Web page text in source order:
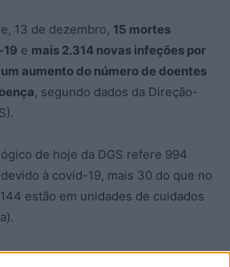
13 de dezembro, 15 mortes
e mais 2.314 novas infeções por
um aumento do número de doentes
, segundo dados da Direção-
de hoje da DGS refere 994
à covid-19, mais 30 do que no
estão em unidades de cuidados
os dados da DGS, é a que